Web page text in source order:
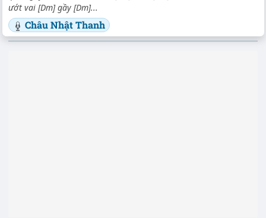
ướt vai [Dm] gầy [Dm]...
Châu Nhật Thanh